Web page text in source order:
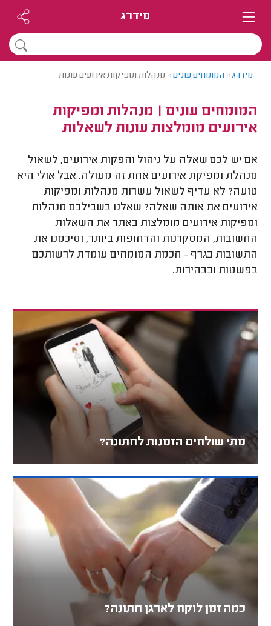
מידרג
מידרג> המומחים עונים> מנהלות ומפיקות אירועים עונות
המומחים עונים | מנהלות ומפיקות
אירועים מומלצות עונות לשאלות
אם יש לכם שאלה על ניהול והפקות אירועים, לשאול
מנהלת ומפיקת אירועים אחת זה מעולה. אבל אולי היא
טועה? לא עדיף לשאול עשרות מנהלות ומפיקות
אירועים את אותה שאלה? שאלנו בשבילכם מנהלות
ומפיקות אירועים מומלצות באתר את השאלות
החשובות, המסקרנות והדחופות ביותר, וסיכמנו את
התשובות בגרף - חכמת המומחים עומדת לרשותכם
בפשטות ובבהירות.
מתי שולחים הזמנות לחתונה?
כמה זמן לוקח לארגן חתונה?